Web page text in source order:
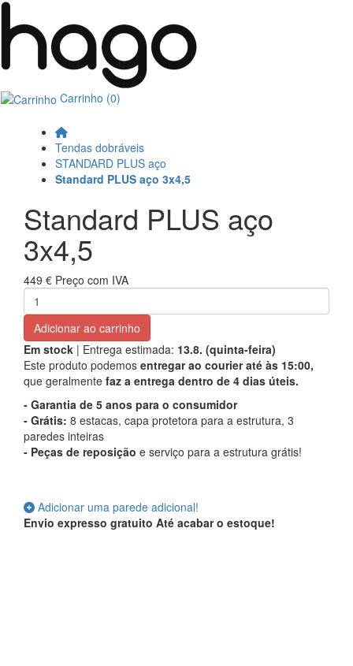
Carrinho (0)
Tendas dobráveis
STANDARD PLUS aço
Standard PLUS aço 3x4,5
Standard PLUS aço
3x4,5
449 € Preço com IVA
Adicionar ao carrinho
Em stock | Entrega estimada: 13.8. (quinta-feira)
Este produto podemos entregar ao courier até às 15:00,
que geralmente faz a entrega dentro de 4 dias úteis.
- Garantia de 5 anos para o consumidor
- Grátis: 8 estacas, capa protetora para a estrutura, 3
paredes inteiras
- Peças de reposição e serviço para a estrutura grátis!
Adicionar uma parede adicional!
Envio expresso gratuito Até acabar o estoque!